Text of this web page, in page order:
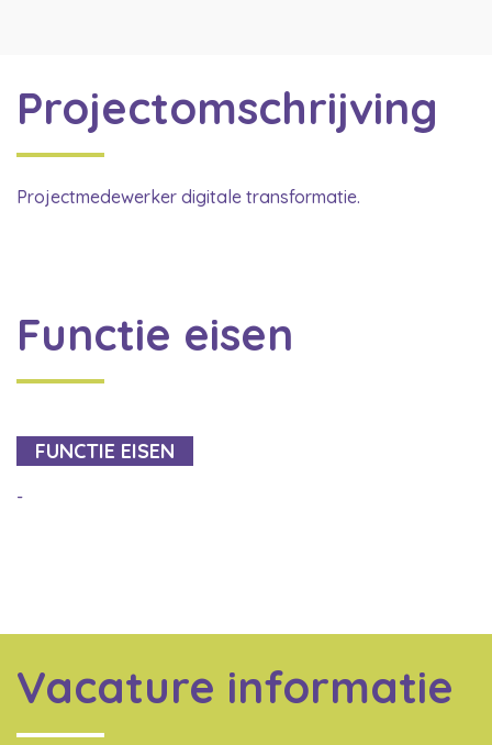
Projectomschrijving
Projectmedewerker digitale transformatie.
Functie eisen
FUNCTIE EISEN
-
Vacature informatie